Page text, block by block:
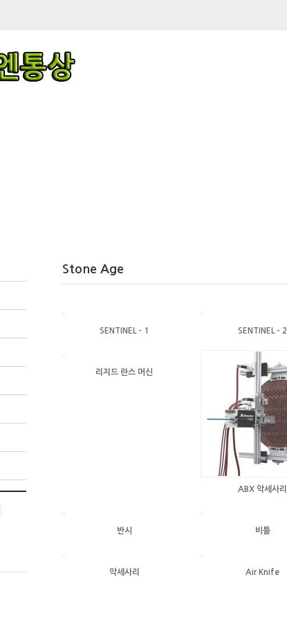
Stone Age
SENTINEL - 1 SENTINEL - 2
리지드 란스 머신
ABX 악세사리
반시 비틀
악세사리 Air Knife